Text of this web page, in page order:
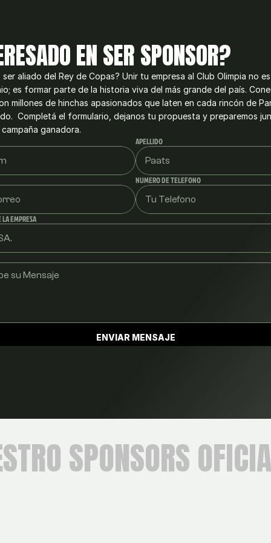
EN SER SPONSOR?
ser aliado del Rey de Copas? Unir tu empresa al Club Olimpia no
es formar parte de la historia viva del más grande del país.
millones de hinchas apasionados que laten en cada rincón de
Completá el formulario, dejanos tu propuesta y preparemos
ganadora.
APELLIDO
NUMERO DE TELEFONO
EMPRESA
ENVIAR MENSAJE
SPONSORS